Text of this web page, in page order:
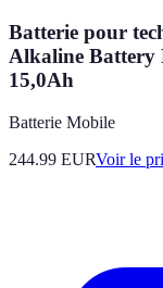
Batterie pour
Alkaline Battery
15,0Ah
Batterie Mobile
244.99 EURVoir le